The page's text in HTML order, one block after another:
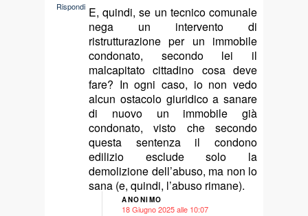
E, quindi, se un tecnico comunale
nega un intervento di
ristrutturazione per un immobile
condonato, secondo lei il
malcapitato cittadino cosa deve
fare? In ogni caso, io non vedo
alcun ostacolo giuridico a sanare
di nuovo un immobile già
condonato, visto che secondo
questa sentenza il condono
edilizio esclude solo la
demolizione dell’abuso, ma non lo
sana (e, quindi, l’abuso rimane).
Rispondi
ANONIMO
18 Giugno 2025 alle 10:07